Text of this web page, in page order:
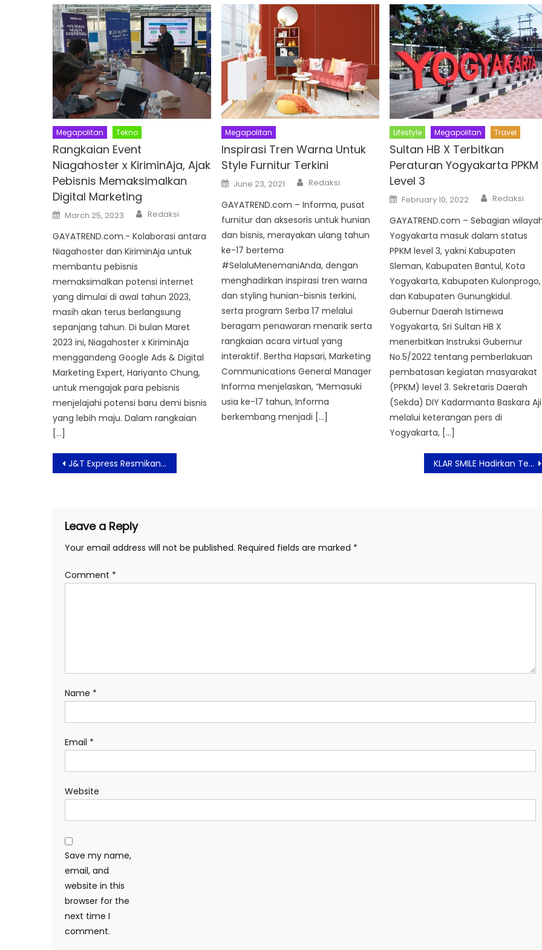
Megapolitan Tekno
Rangkaian Event
Niagahoster x KiriminAja, Ajak
Pebisnis Memaksimalkan
Digital Marketing
Posted
on
March 25, 2023 Author
Redaksi
GAYATREND.com.- Kolaborasi antara
Niagahoster dan KiriminAja untuk
membantu pebisnis
memaksimalkan potensi internet
yang dimulai di awal tahun 2023,
masih akan terus berlangsung
sepanjang tahun. Di bulan Maret
2023 ini, Niagahoster x KiriminAja
menggandeng Google Ads & Digital
Marketing Expert, Hariyanto Chung,
untuk mengajak para pebisnis
menjelajahi potensi baru demi bisnis
yang lebih maju. Dalam rangkaian
[…]
Megapolitan
Inspirasi Tren Warna Untuk
Style Furnitur Terkini
Posted
on
June 23, 2021 Author
Redaksi
GAYATREND.com – Informa, pusat
furnitur dan aksesoris untuk hunian
dan bisnis, merayakan ulang tahun
ke-17 bertema
#SelaluMenemaniAnda, dengan
menghadirkan inspirasi tren warna
dan styling hunian-bisnis terkini,
serta program Serba 17 melalui
beragam penawaran menarik serta
rangkaian acara virtual yang
interaktif. Bertha Hapsari, Marketing
Communications General Manager
Informa menjelaskan, “Memasuki
usia ke-17 tahun, Informa
berkembang menjadi […]
Lifestyle Megapolitan Travel
Sultan HB X Terbitkan
Peraturan Yogyakarta PPKM
Level 3
Posted
on
February 10, 2022 Author
Redaksi
GAYATREND.com – Sebagian
Yogyakarta masuk dalam status
PPKM level 3, yakni Kabupaten
Sleman, Kabupaten Bantul, Kota
Yogyakarta, Kabupaten Kulonprogo,
dan Kabupaten Gunungkidul.
Gubernur Daerah Istimewa
Yogyakarta, Sri Sultan HB X
menerbitkan Instruksi Gubernur
No.5/2022 tentang pemberlakuan
pembatasan kegiatan masyarakat
(PPKM) level 3. Sekretaris Daerah
(Sekda) DIY Kadarmanta Baskara Aji
melalui keterangan pers di
Yogyakarta, […]
Post
navigation
J&T Express Resmikan Jembatan Rakyat Yang Menghubungkan Akses Desa Wonosari, Jawa Timur dan Desa Sidomukti, Jawa Tengah KLAR SMILE Hadirkan Teknologi Terobosan Perawatan Pemutih Gigi Anti Repot
Leave a Reply
Your email address will not be published. Required fields are marked *
Comment *
Name *
Email *
Website
Save my name,
email, and
website in this
browser for the
next time I
comment.